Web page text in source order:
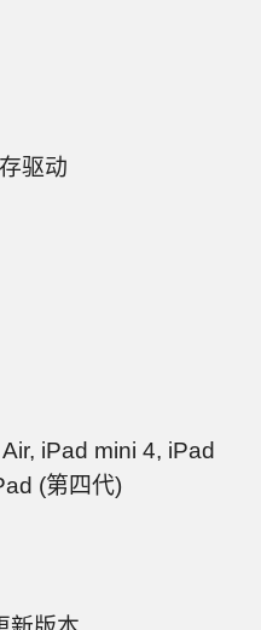
驱动
iPad mini 4, iPad
(第四代)